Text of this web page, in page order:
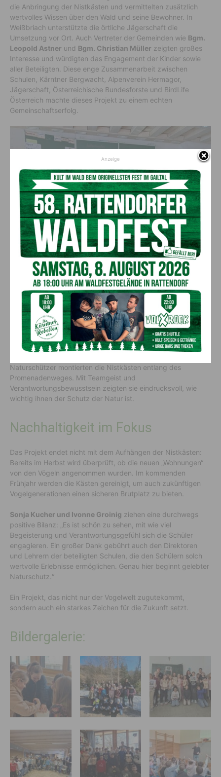
die Anbringung der Nistkästen und vermittelten zusätzlich
wertvolles Wissen über den Wald und seine Bewohner. In
Weißbriach unterstützte die örtliche Jägerschaft die
Umsetzung vor Ort. Auch Vertreter der Gemeinden wie Bgm.
Leopold Astner und Bgm. Christian Müller zeigten großes
Interesse und würdigten das Engagement der Kinder sowie
aller Beteiligten. Diese enge Zusammenarbeit zwischen
Schulen, Kärntner Bergwacht, Alpenverein Hermagor,
Jägerschaft, Österreichische Bundesforste und BirdLife
Österreich machte dieses Projekt zu einem echten
Gemeinschaftserfolg.
Auch in der VS Hermagor wurden viele Nistkästen gebaut
Alpenvereinsjugend als Vorbild
Ein starkes Zeichen setzte auch die Alpenvereinsjugend, die
Naturschützer montierten die Nistkästen entlang des
Promenadenweges. Mit Teamgeist und
Verantwortungsbewusstsein zeigten sie eindrucksvoll, wie
wichtig ihnen der Schutz der Natur ist.
Nachhaltigkeit im Fokus
Das Projekt endet nicht mit dem Aufhängen der Nistkästen:
Bereits im Herbst wird überprüft, ob die neuen „Wohnungen“
von den Vögeln angenommen wurden. Im kommenden
Frühjahr werden die Kästen gereinigt, um auch zukünftigen
Vogelgenerationen einen sicheren Brutplatz zu bieten.
Sonja Kucher und Ivonne Groinig ziehen eine durchwegs
positive Bilanz: „Es ist schön zu sehen, mit wie viel
Begeisterung und Verantwortungsgefühl sich die Schüler
engagieren. Ein großer Dank gebührt auch den Direktoren
und Lehrern der beteiligten Schulen, die den Schülern solch
wertvolle Erlebnisse ermöglichen. Genau hier beginnt gelebter
Naturschutz.“
Ein Projekt, das nicht nur der Vogelwelt zugutekommt,
sondern auch ein starkes Zeichen für die Zukunft setzt.
Bildergalerie:
Anzeige